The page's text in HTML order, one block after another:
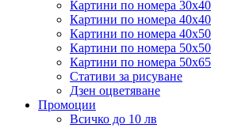
Картини по номера 30x40
Картини по номера 40x40
Картини по номера 40x50
Картини по номера 50x50
Картини по номера 50x65
Стативи за рисуване
Дзен оцветяване
Промоции
Всичко до 10 лв